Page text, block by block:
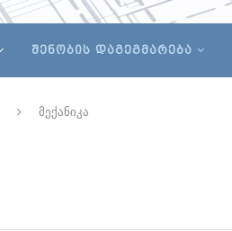
ᲨᲔᲜᲝᲑᲘᲡ ᲓᲐᲒᲔᲒᲛᲐᲠᲔᲑᲐ
მექანიკა